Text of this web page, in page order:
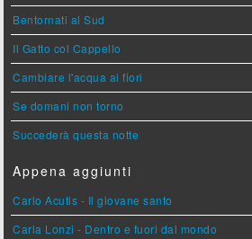
Bentornati al Sud
Il Gatto col Cappello
Cambiare l'acqua ai fiori
Se domani non torno
Succederà questa notte
Appena aggiunti
Carlo Acutis - Il giovane santo
Carla Lonzi - Dentro e fuori dal mondo